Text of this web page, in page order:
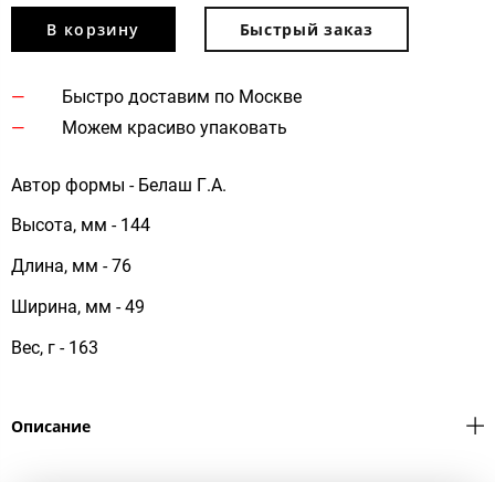
В корзину Быстрый заказ
Быстро доставим по Москве
Можем красиво упаковать
Автор формы - Белаш Г.А.
Высота, мм - 144
Длина, мм - 76
Ширина, мм - 49
Вес, г - 163
Описание